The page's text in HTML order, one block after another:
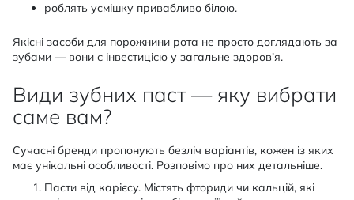
роблять усмішку привабливо білою.
Якісні засоби для порожнини рота не просто доглядають за
зубами — вони є інвестицією у загальне здоров’я.
Види зубних паст — яку вибрати
саме вам?
Сучасні бренди пропонують безліч варіантів, кожен із яких
має унікальні особливості. Розповімо про них детальніше.
Пасти від карієсу. Містять фториди чи кальцій, які